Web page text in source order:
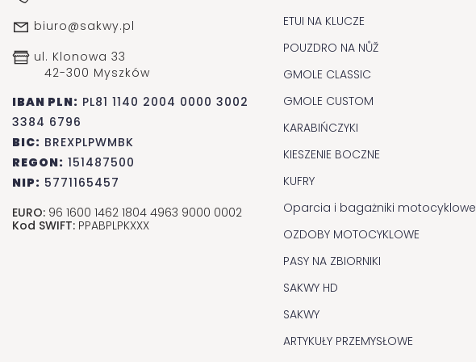
biuro@sakwy.pl
ul. Klonowa 33
42-300 Myszków
IBAN PLN: PL81 1140 2004 0000 3002
3384 6796
BIC: BREXPLPWMBK
REGON: 151487500
NIP: 5771165457
EURO: 96 1600 1462 1804 4963 9000 0002
Kod SWIFT: PPABPLPKXXX
ETUI NA KLUCZE
POUZDRO NA NŮŽ
GMOLE CLASSIC
GMOLE CUSTOM
KARABIŃCZYKI
KIESZENIE BOCZNE
KUFRY
Oparcia i bagażniki motocyklowe
OZDOBY MOTOCYKLOWE
PASY NA ZBIORNIKI
SAKWY HD
SAKWY
ARTYKUŁY PRZEMYSŁOWE